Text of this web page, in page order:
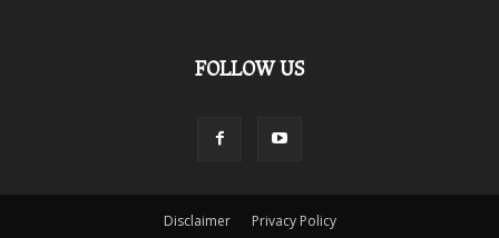
FOLLOW US
Disclaimer Privacy Policy